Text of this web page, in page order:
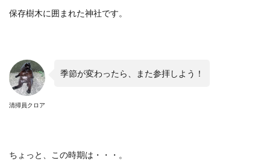
保存樹木に囲まれた神社です。
清掃員クロア
季節が変わったら、また参拝しよう！
ちょっと、この時期は・・・。